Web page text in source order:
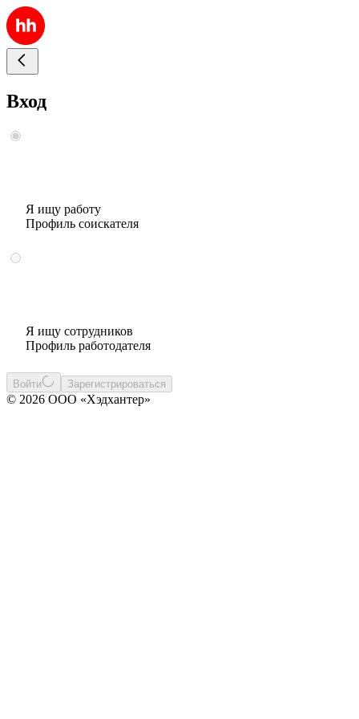
Вход
Я ищу работу
Профиль соискателя
Я ищу сотрудников
Профиль работодателя
Войти Зарегистрироваться
© 2026 ООО «Хэдхантер»